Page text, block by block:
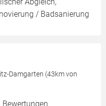
Abgleich,
/ Badsanierung
Damgarten (43km von
Bewertungen